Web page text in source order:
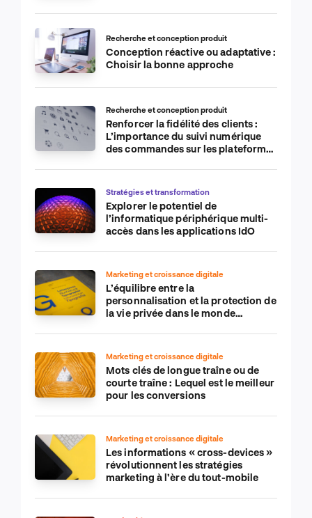
Recherche et conception produit
Conception réactive ou adaptative :
Choisir la bonne approche
Recherche et conception produit
Renforcer la fidélité des clients :
L’importance du suivi numérique
des commandes sur les plateformes
Stratégies et transformation
Explorer le potentiel de
l’informatique périphérique multi-
accès dans les applications IdO
Marketing et croissance digitale
L’équilibre entre la
personnalisation et la protection de
la vie privée dans le monde
Marketing et croissance digitale
Mots clés de longue traîne ou de
courte traîne : Lequel est le meilleur
pour les conversions
Marketing et croissance digitale
Les informations « cross-devices »
révolutionnent les stratégies
marketing à l’ère du tout-mobile